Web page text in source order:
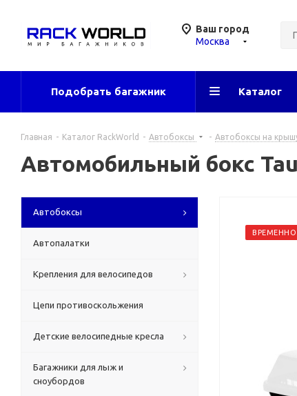
Ваш город
Москва
Подобрать багажник Каталог
Главная - Каталог RackWorld - Автобоксы - Автобоксы на
Автомобильный бокс
Автобоксы
Автопалатки
Крепления для велосипедов
Цепи противоскольжения
Детские велосипедные кресла
Багажники для лыж и
сноубордов